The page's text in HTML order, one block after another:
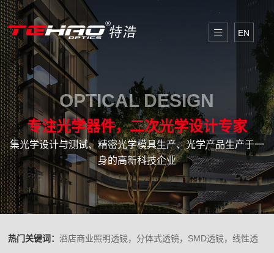
EN
OPTICAL DESIGN
专注光学器件，二次光学设计专家
集光学设计与测试、精密光学模具生产、光学产品生产于一
身的高新科技企业
热门关键词： 酒店商业照明透镜，分体式透镜，SMD透镜，线性透